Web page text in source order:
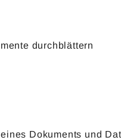
durchblättern
Dokuments und